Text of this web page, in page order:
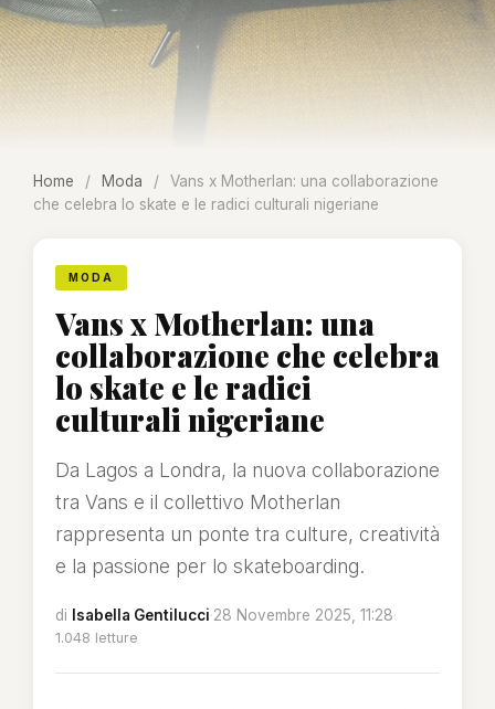
Home / Moda /
Vans x Motherlan: una collaborazione
che celebra lo skate e le radici culturali nigeriane
MODA
Vans x Motherlan: una
collaborazione che celebra
lo skate e le radici
culturali nigeriane
Da Lagos a Londra, la nuova collaborazione
tra Vans e il collettivo Motherlan
rappresenta un ponte tra culture, creatività
e la passione per lo skateboarding.
di Isabella Gentilucci·28 Novembre 2025, 11:28·
1.048 letture